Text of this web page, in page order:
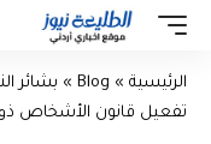
الرئيسية »
Blog
» بشائر
تفعيل قانون الأشخاص